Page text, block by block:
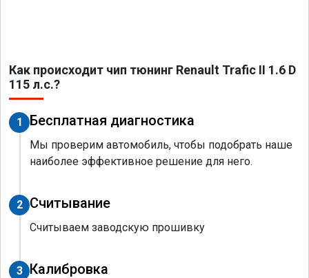
Как происходит чип тюнинг Renault Trafic II 1.6 D
115 л.с.?
1 Бесплатная диагностика
Мы проверим автомобиль, чтобы подобрать наше
наиболее эффективное решение для него.
2 Считывание
Считываем заводскую прошивку
3 Калибровка